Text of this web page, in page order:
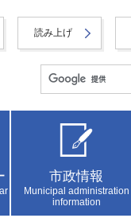
読み上げ
市政情報
Municipal administration
information